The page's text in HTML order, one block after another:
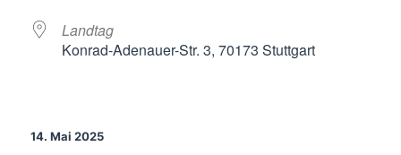
Landtag
Konrad-Adenauer-Str. 3, 70173 Stuttgart
14. Mai 2025